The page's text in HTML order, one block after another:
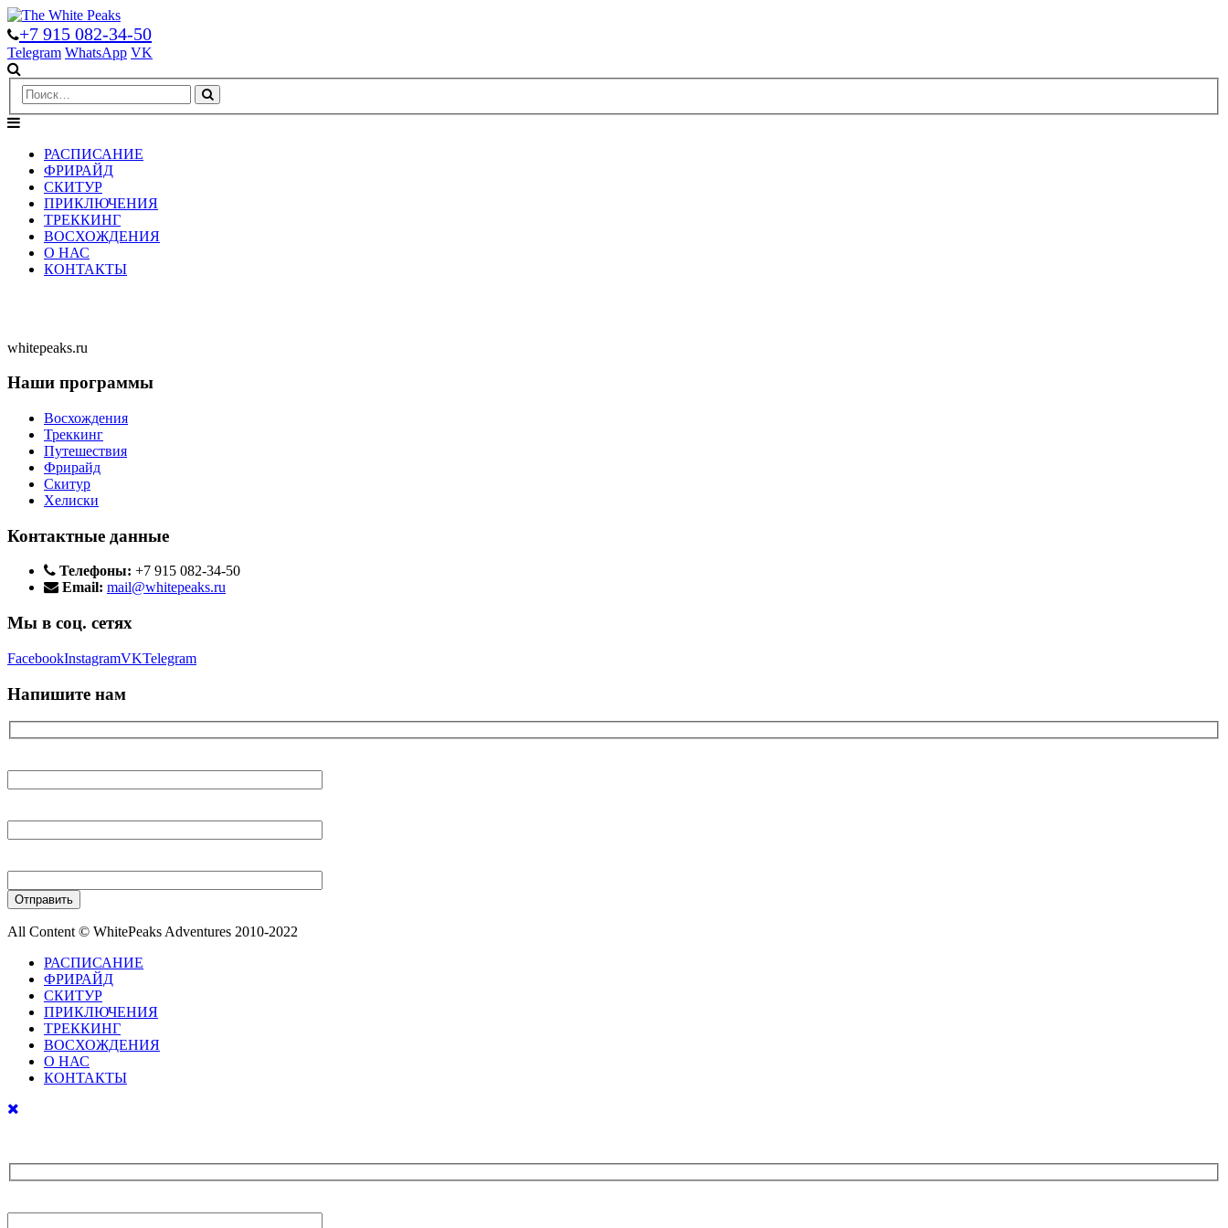
+7 915 082-34-50
Telegram WhatsApp VK
РАСПИСАНИЕ
ФРИРАЙД
СКИТУР
ПРИКЛЮЧЕНИЯ
ТРЕККИНГ
ВОСХОЖДЕНИЯ
О НАС
КОНТАКТЫ
whitepeaks.ru
Наши программы
Восхождения
Треккинг
Путешествия
Фрирайд
Скитур
Хелиски
Контактные данные
Телефоны: +7 915 082-34-50
Email: mail@whitepeaks.ru
Мы в соц. сетях
FacebookInstagramVKTelegram
Напишите нам
All Content © WhitePeaks Adventures 2010-2022
РАСПИСАНИЕ
ФРИРАЙД
СКИТУР
ПРИКЛЮЧЕНИЯ
ТРЕККИНГ
ВОСХОЖДЕНИЯ
О НАС
КОНТАКТЫ